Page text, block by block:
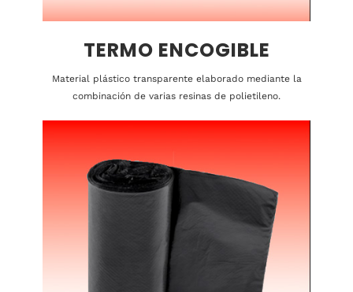
TERMO ENCOGIBLE
Material plástico transparente elaborado mediante la
combinación de varias resinas de polietileno.